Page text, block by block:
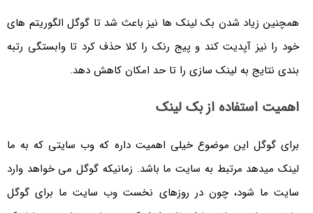
همچنین زیاد شدن بک لینک ها نیز باعث شد تا گوگل الگوریتم های
خود را نیز آپدیت کند و پیج رنک را کلا حذف کرد تا وابستگی رتبه
بندی نتایج به لینک سازی را تا حد امکان کاهش دهد.
اهمیت استفاده از بک لینک
برای گوگل این موضوع خیلی اهمیت داره که وب سایتی که به ما
لینک میدهد مرتبط به سایت ما باشد. زمانیکه گوگل می خواهد وارد
سایت ما شود، چون در روزهای نخست وب سایت ما برای گوگل